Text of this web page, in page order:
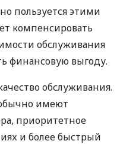
пользуется этими
компенсировать
обслуживания
финансовую выгоду.
обслуживания.
имеют
приоритетное
и более быстрый